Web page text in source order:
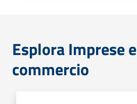
Esplora Imprese e
commercio